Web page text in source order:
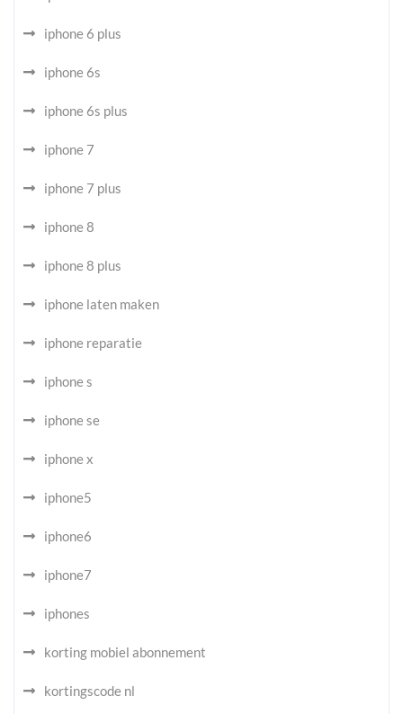
iphone 6 plus
iphone 6s
iphone 6s plus
iphone 7
iphone 7 plus
iphone 8
iphone 8 plus
iphone laten maken
iphone reparatie
iphone s
iphone se
iphone x
iphone5
iphone6
iphone7
iphones
korting mobiel abonnement
kortingscode nl